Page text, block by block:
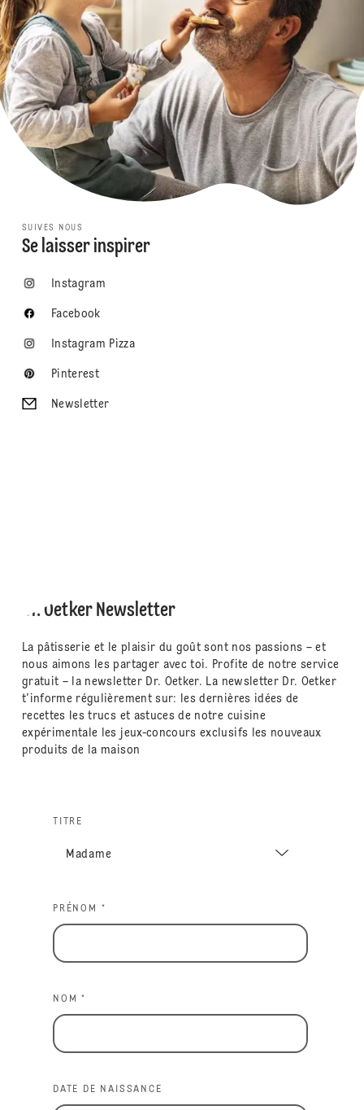
SUIVES NOUS
Se laisser inspirer
Instagram
Facebook
Instagram Pizza
Pinterest
Newsletter
Dr. Oetker Newsletter
La pâtisserie et le plaisir du goût sont nos passions – et
nous aimons les partager avec toi. Profite de notre service
gratuit – la newsletter Dr. Oetker. La newsletter Dr. Oetker
t'informe régulièrement sur: les dernières idées de
recettes les trucs et astuces de notre cuisine
expérimentale les jeux-concours exclusifs les nouveaux
produits de la maison
TITRE
PRÉNOM *
NOM *
DATE DE NAISSANCE